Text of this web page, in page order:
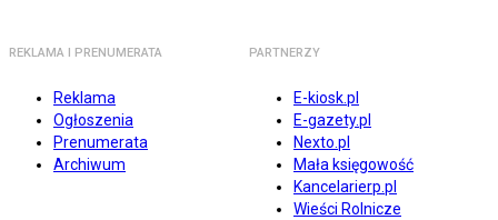
REKLAMA I PRENUMERATA
Reklama
Ogłoszenia
Prenumerata
Archiwum
PARTNERZY
E-kiosk.pl
E-gazety.pl
Nexto.pl
Mała księgowość
Kancelarierp.pl
Wieści Rolnicze